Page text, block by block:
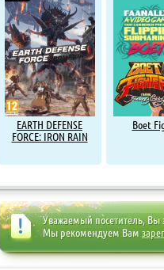
EARTH DEFENSE
FORCE: IRON RAIN
Boet
Уважаемый посетитель, Вы
Мы рекомендуем Вам